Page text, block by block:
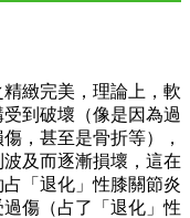
緻完美，理論上，軟
到破壞（像是因為過
，甚至是骨折等），
及而逐漸損壞，這在
「退化」性膝關節炎
傷（占了「退化」性